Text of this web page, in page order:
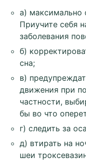
а) максимально
Приучите себя
заболевания
б)
сна;
в)
движения при
частности,
бы во что
г) следить за
д) втирать на
шеи